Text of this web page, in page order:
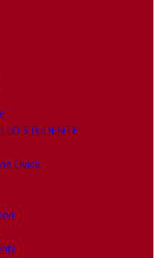
STUDENTE
Civica